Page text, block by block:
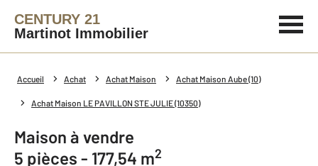
CENTURY 21
Martinot Immobilier
Accueil Achat Achat Maison Achat Maison Aube (10)
Achat Maison LE PAVILLON STE JULIE (10350)
Maison à vendre
5 pièces - 177,54 m2